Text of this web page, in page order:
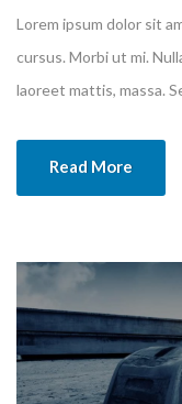
Lorem ipsum dolor sit
cursus. Morbi ut mi.
laoreet mattis, massa.
Read More